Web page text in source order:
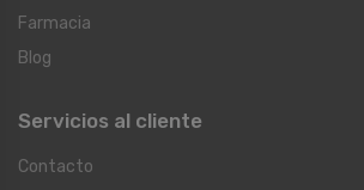
Farmacia
Blog
Servicios al cliente
Contacto